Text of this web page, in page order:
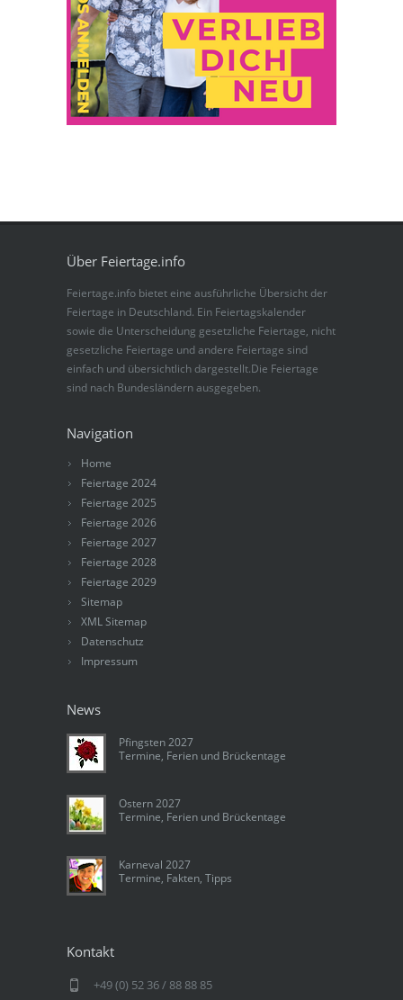
Über Feiertage.info
Feiertage.info bietet eine ausführliche Übersicht der
Feiertage in Deutschland. Ein Feiertagskalender
sowie die Unterscheidung gesetzliche Feiertage, nicht
gesetzliche Feiertage und andere Feiertage sind
einfach und übersichtlich dargestellt.Die Feiertage
sind nach Bundesländern ausgegeben.
Navigation
Home
Feiertage 2024
Feiertage 2025
Feiertage 2026
Feiertage 2027
Feiertage 2028
Feiertage 2029
Sitemap
XML Sitemap
Datenschutz
Impressum
News
Pfingsten 2027
Termine, Ferien und Brückentage
Ostern 2027
Termine, Ferien und Brückentage
Karneval 2027
Termine, Fakten, Tipps
Kontakt
+49 (0) 52 36 / 88 88 85